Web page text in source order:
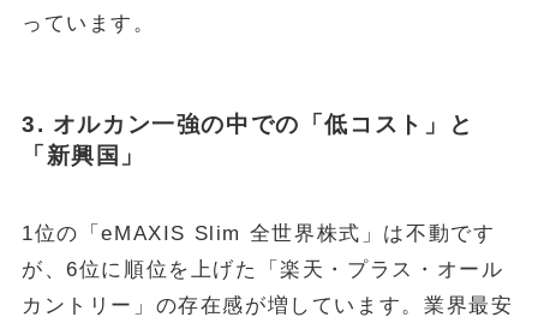
っています。
3. オルカン一強の中での「低コスト」と
「新興国」
1位の「eMAXIS Slim 全世界株式」は不動です
が、6位に順位を上げた「楽天・プラス・オール
カントリー」の存在感が増しています。業界最安